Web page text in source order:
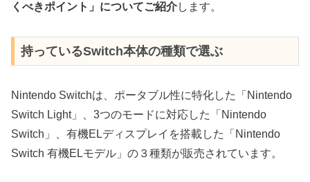
くべきポイント」についてご紹介します。
持っているSwitch本体の種類で選ぶ
Nintendo Switchは、ポータブル性に特化した「Nintendo
Switch Light」、3つのモードに対応した「Nintendo
Switch」、有機ELディスプレイを搭載した「Nintendo
Switch 有機ELモデル」の３種類が販売されています。